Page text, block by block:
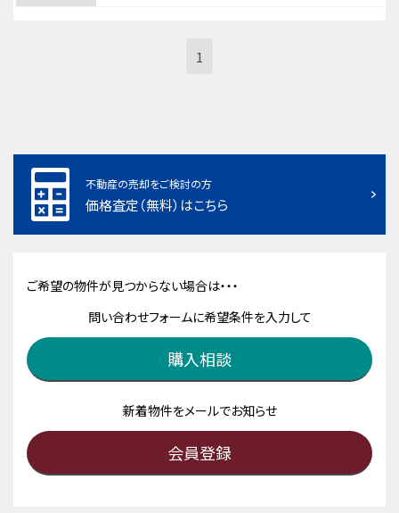
1
不動産の売却をご検討の方
価格査定（無料）はこちら
ご希望の物件が見つからない場合は・・・
問い合わせフォームに希望条件を入力して
購入相談
新着物件をメールでお知らせ
会員登録